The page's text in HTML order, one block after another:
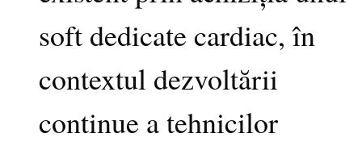
soft dedicate cardiac, în
contextul dezvoltării
continue a tehnicilor